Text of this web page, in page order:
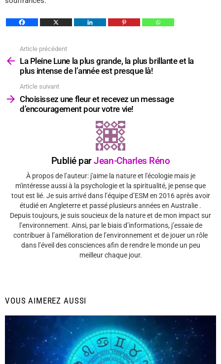
plus
Article précédent
La Pleine Lune la plus grande, la plus brillante et la
plus intense de l’année est presque là!
Article suivant
Choisissez une fleur et recevez un message
d’encouragement pour votre vie!
Publié parJean-Charles Réno
À propos de l’auteur: j'aime la nature et l'écologie mais je
m'intéresse aussi à la psychologie et la spiritualité, je pense que
tout est lié. Je suis arrivé dans l’équipe d’ESM en 2016 après avoir
étudié en Angleterre et passé plusieurs années en Australie .
Depuis toujours, je suis soucieux de la nature et de mon impact sur
l’environnement. Ainsi, par le biais d’informations, j’essaie de
contribuer à l’amélioration de l’environnement et de jouer un rôle
dans l’éveil des consciences afin de rendre le monde un peu
meilleur chaque jour.
VOUS AIMEREZ AUSSI